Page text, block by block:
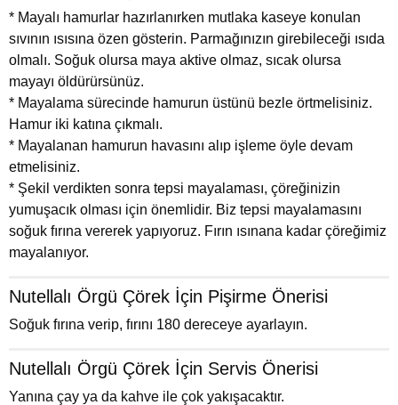
* Mayalı hamurlar hazırlanırken mutlaka kaseye konulan
sıvının ısısına özen gösterin. Parmağınızın girebileceği ısıda
olmalı. Soğuk olursa maya aktive olmaz, sıcak olursa
mayayı öldürürsünüz.
* Mayalama sürecinde hamurun üstünü bezle örtmelisiniz.
Hamur iki katına çıkmalı.
* Mayalanan hamurun havasını alıp işleme öyle devam
etmelisiniz.
* Şekil verdikten sonra tepsi mayalaması, çöreğinizin
yumuşacık olması için önemlidir. Biz tepsi mayalamasını
soğuk fırına vererek yapıyoruz. Fırın ısınana kadar çöreğimiz
mayalanıyor.
Nutellalı Örgü Çörek İçin Pişirme Önerisi
Soğuk fırına verip, fırını 180 dereceye ayarlayın.
Nutellalı Örgü Çörek İçin Servis Önerisi
Yanına çay ya da kahve ile çok yakışacaktır.